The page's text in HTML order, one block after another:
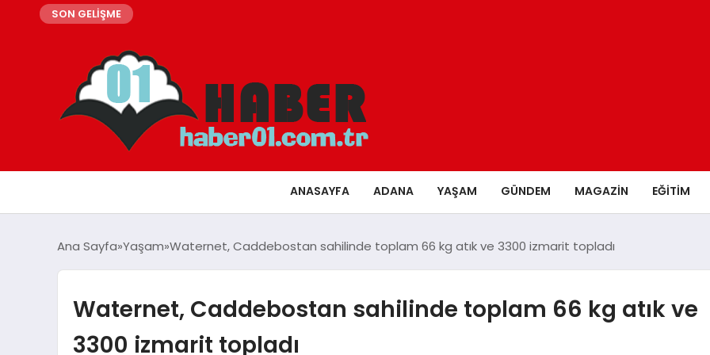
SON GELİŞME
ANASAYFA ADANA YAŞAM GÜNDEM MAGAZIN EĞITIM
Ana Sayfa Yaşam Waternet, Caddebostan sahilinde toplam 66 kg atık ve 3300 izmarit topladı
Waternet, Caddebostan sahilinde toplam 66 kg atık ve
3300 izmarit topladı